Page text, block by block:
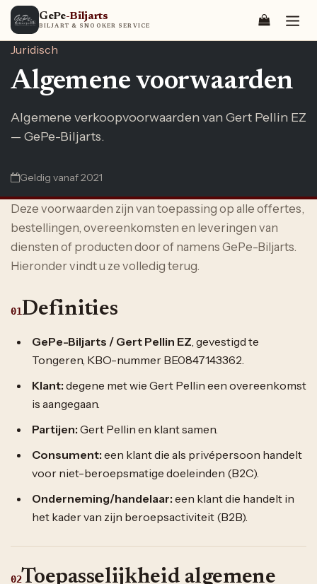
Skip to Content
GePe-Biljarts
BILJART & SNOOKER SERVICE
Juridisch
Algemene voorwaarden
Algemene verkoopvoorwaarden van Gert Pellin EZ
— GePe-Biljarts.
Geldig vanaf 2021
Deze voorwaarden zijn van toepassing op alle offertes,
bestellingen, overeenkomsten en leveringen van
diensten of producten door of namens GePe-Biljarts.
Hieronder vindt u ze volledig terug.
01Definities
GePe-Biljarts / Gert Pellin EZ , gevestigd te
Tongeren, KBO-nummer BE0847143362.
Klant: degene met wie Gert Pellin een overeenkomst
is aangegaan.
Partijen: Gert Pellin en klant samen.
Consument: een klant die als privépersoon handelt
voor niet-beroepsmatige doeleinden (B2C).
Onderneming/handelaar: een klant die handelt in
het kader van zijn beroepsactiviteit (B2B).
02Toepasselijkheid algemene